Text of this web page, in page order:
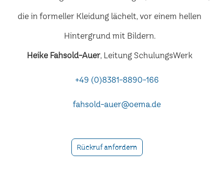
Heike Fahsold-Auer, Leitung SchulungsWerk
+49 (0)8381-8890-166
fahsold-auer@oema.de
Rückruf anfordern